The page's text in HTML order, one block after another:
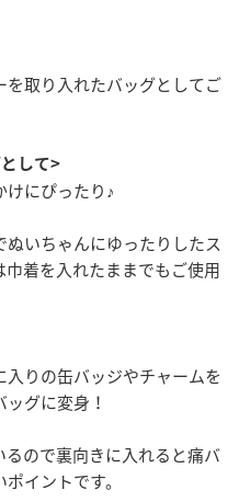
取り入れたバッグとしてご
して>
にぴったり♪
いちゃんにゆったりしたス
着を入れたままでもご使用
りの缶バッジやチャームを
グに変身！
ので裏向きに入れると痛バ
イントです。